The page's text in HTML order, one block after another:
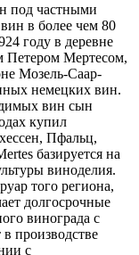
под частными
в более чем 80
году в деревне
Петером Мертесом,
Мозель-Саар-
немецких вин.
вин сын
купил
Пфальц,
базируется на
виноделия.
того региона,
долгосрочные
винограда с
производстве
с